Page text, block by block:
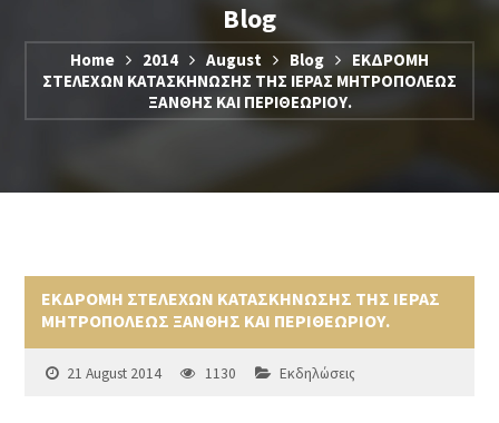
Blog
Home 2014 August Blog
ΕΚΔΡΟΜΗ
ΣΤΕΛΕΧΩΝ ΚΑΤΑΣΚΗΝΩΣΗΣ ΤΗΣ ΙΕΡΑΣ ΜΗΤΡΟΠΟΛΕΩΣ
ΞΑΝΘΗΣ ΚΑΙ ΠΕΡΙΘΕΩΡΙΟΥ.
ΕΚΔΡΟΜΗ ΣΤΕΛΕΧΩΝ ΚΑΤΑΣΚΗΝΩΣΗΣ ΤΗΣ ΙΕΡΑΣ
ΜΗΤΡΟΠΟΛΕΩΣ ΞΑΝΘΗΣ ΚΑΙ ΠΕΡΙΘΕΩΡΙΟΥ.
21 August 2014 1130 Εκδηλώσεις